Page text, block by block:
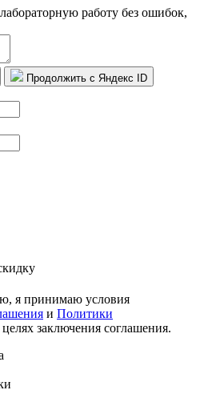
работу без ошибок,
Продолжить с Яндекс ID
я принимаю условия
и Политики
целях заключения соглашения.